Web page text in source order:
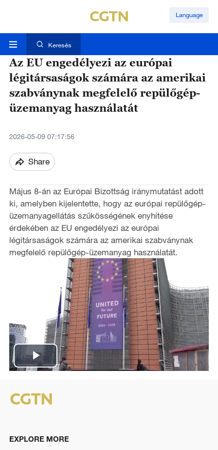
Language
Keresés
Az EU engedélyezi az európai
légitársaságok számára az amerikai
szabványnak megfelelő repülőgép-
üzemanyag használatát
2026-05-09 07:17:56
Share
Május 8-án az Európai Bizottság iránymutatást adott
ki, amelyben kijelentette, hogy az európai repülőgép-
üzemanyagellátás szűkösségének enyhítése
érdekében az EU engedélyezi az európai
légitársaságok számára az amerikai szabványnak
megfelelő repülőgép-üzemanyag használatát.
P
a
y
EXPLORE MORE